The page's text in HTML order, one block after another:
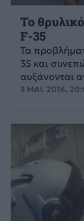
Το
F-35
Τα
35 και
αυξάνονται
3 ΜΑΙ. 2016,